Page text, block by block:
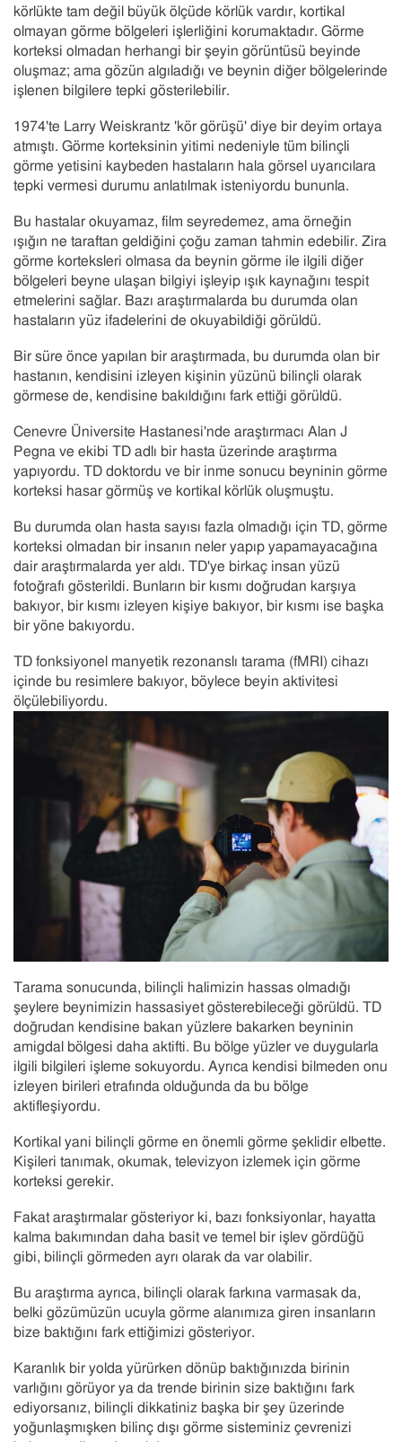
körlükte tam değil büyük ölçüde körlük vardır, kortikal
olmayan görme bölgeleri işlerliğini korumaktadır. Görme
korteksi olmadan herhangi bir şeyin görüntüsü beyinde
oluşmaz; ama gözün algıladığı ve beynin diğer bölgelerinde
işlenen bilgilere tepki gösterilebilir.
1974'te Larry Weiskrantz 'kör görüşü' diye bir deyim ortaya
atmıştı. Görme korteksinin yitimi nedeniyle tüm bilinçli
görme yetisini kaybeden hastaların hala görsel uyarıcılara
tepki vermesi durumu anlatılmak isteniyordu bununla.
Bu hastalar okuyamaz, film seyredemez, ama örneğin
ışığın ne taraftan geldiğini çoğu zaman tahmin edebilir. Zira
görme korteksleri olmasa da beynin görme ile ilgili diğer
bölgeleri beyne ulaşan bilgiyi işleyip ışık kaynağını tespit
etmelerini sağlar. Bazı araştırmalarda bu durumda olan
hastaların yüz ifadelerini de okuyabildiği görüldü.
Bir süre önce yapılan bir araştırmada, bu durumda olan bir
hastanın, kendisini izleyen kişinin yüzünü bilinçli olarak
görmese de, kendisine bakıldığını fark ettiği görüldü.
Cenevre Üniversite Hastanesi'nde araştırmacı Alan J
Pegna ve ekibi TD adlı bir hasta üzerinde araştırma
yapıyordu. TD doktordu ve bir inme sonucu beyninin görme
korteksi hasar görmüş ve kortikal körlük oluşmuştu.
Bu durumda olan hasta sayısı fazla olmadığı için TD, görme
korteksi olmadan bir insanın neler yapıp yapamayacağına
dair araştırmalarda yer aldı. TD'ye birkaç insan yüzü
fotoğrafı gösterildi. Bunların bir kısmı doğrudan karşıya
bakıyor, bir kısmı izleyen kişiye bakıyor, bir kısmı ise başka
bir yöne bakıyordu.
TD fonksiyonel manyetik rezonanslı tarama (fMRI) cihazı
içinde bu resimlere bakıyor, böylece beyin aktivitesi
ölçülebiliyordu.
Tarama sonucunda, bilinçli halimizin hassas olmadığı
şeylere beynimizin hassasiyet gösterebileceği görüldü. TD
doğrudan kendisine bakan yüzlere bakarken beyninin
amigdal bölgesi daha aktifti. Bu bölge yüzler ve duygularla
ilgili bilgileri işleme sokuyordu. Ayrıca kendisi bilmeden onu
izleyen birileri etrafında olduğunda da bu bölge
aktifleşiyordu.
Kortikal yani bilinçli görme en önemli görme şeklidir elbette.
Kişileri tanımak, okumak, televizyon izlemek için görme
korteksi gerekir.
Fakat araştırmalar gösteriyor ki, bazı fonksiyonlar, hayatta
kalma bakımından daha basit ve temel bir işlev gördüğü
gibi, bilinçli görmeden ayrı olarak da var olabilir.
Bu araştırma ayrıca, bilinçli olarak farkına varmasak da,
belki gözümüzün ucuyla görme alanımıza giren insanların
bize baktığını fark ettiğimizi gösteriyor.
Karanlık bir yolda yürürken dönüp baktığınızda birinin
varlığını görüyor ya da trende birinin size baktığını fark
ediyorsanız, bilinçli dikkatiniz başka bir şey üzerinde
yoğunlaşmışken bilinç dışı görme sisteminiz çevrenizi